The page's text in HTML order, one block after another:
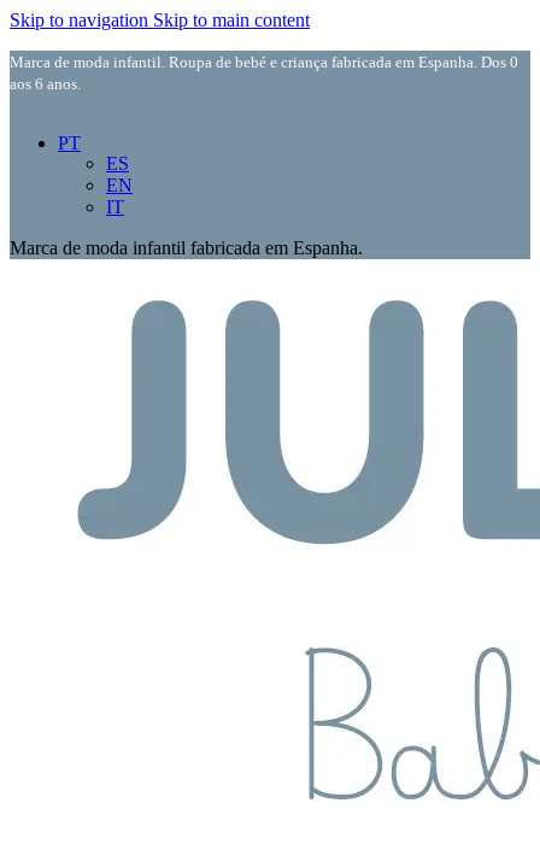
Skip to navigation Skip to main content
Marca de moda infantil. Roupa de bebé e criança fabricada em Espanha. Dos 0
aos 6 anos.
PT
ES
EN
IT
Marca de moda infantil fabricada em Espanha.